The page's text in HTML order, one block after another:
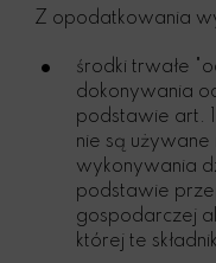
Z opodatkowania
środki trwałe
dokonywania
podstawie art.
nie są używane
wykonywania
podstawie
gospodarczej
której te